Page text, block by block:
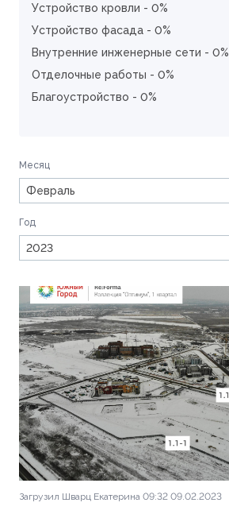
Устройство кровли - 0%
Устройство фасада - 0%
Внутренние инженерные сети - 0%
Отделочные работы - 0%
Благоустройство - 0%
Месяц
Февраль
Год
2023
Загрузил Шварц Екатерина 09:32 09.02.2023